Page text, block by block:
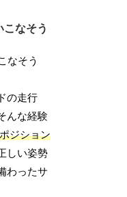
なそう
の走行
んな経験
ジション
しい姿勢
わったサ